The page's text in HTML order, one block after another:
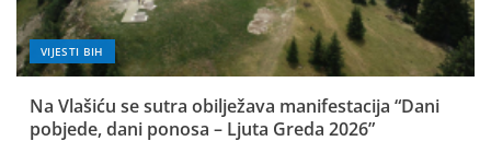
VIJESTI BIH
Na Vlašiću se sutra obilježava manifestacija “Dani
pobjede, dani ponosa – Ljuta Greda 2026”